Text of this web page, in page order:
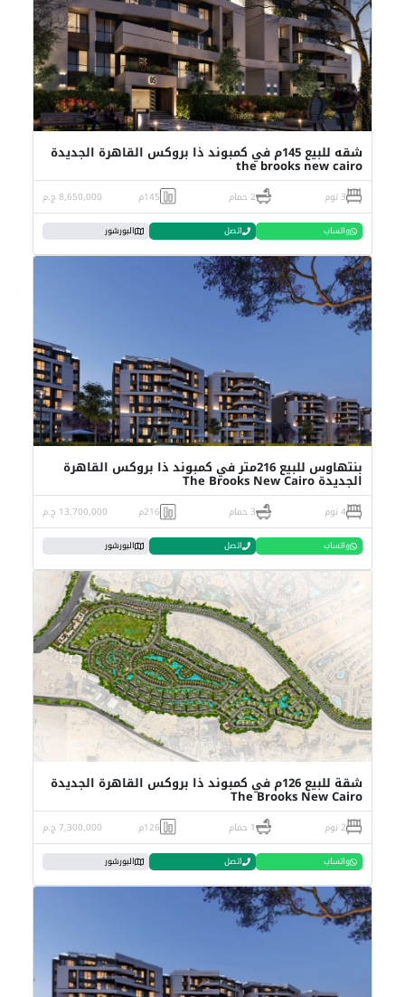
شقه للبيع 145م في كمبوند ذا بروكس القاهرة الجديدة
the brooks new cairo
3 نوم 2 حمام 145م 8,650,000 ج.م
واتساب اتصل البورشور
بنتهاوس للبيع 216متر في كمبوند ذا بروكس القاهرة
الجديدة The Brooks New Cairo
4 نوم 3 حمام 216م 13,700,000 ج.م
واتساب اتصل البورشور
شقة للبيع 126م في كمبوند ذا بروكس القاهرة الجديدة
The Brooks New Cairo
2 نوم 1 حمام 126م 7,300,000 ج.م
واتساب اتصل البورشور